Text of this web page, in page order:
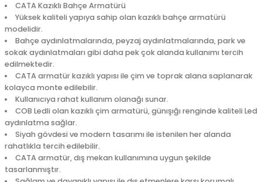
CATA Kazıklı Bahçe Armatürü
Yüksek kaliteli yapıya sahip olan kazıklı bahçe armatürü
modelidir.
Bahçe aydınlatmalarında, peyzaj aydınlatmalarında, park ve
sokak aydınlatmaları gibi daha pek çok alanda kullanımı tercih
edilmektedir.
CATA armatür kazıklı yapısı ile çim ve toprak alana saplanarak
kolayca monte edilebilir.
Kullanıcıya rahat kullanım olanağı sunar.
COB Ledli olan kazıklı çim armatürü, günışığı renginde kaliteli Led
aydınlatma sağlar.
Siyah gövdesi ve modern tasarımı ile istenilen her alanda
rahatlıkla tercih edilebilir.
CATA armatür, dış mekan kullanımına uygun şekilde
tasarlanmıştır.